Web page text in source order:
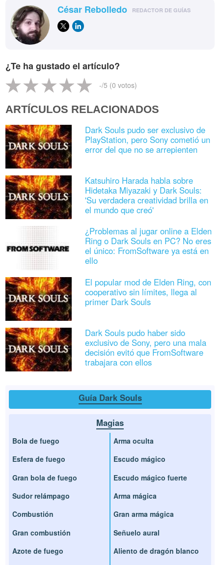
César Rebolledo REDACTOR DE GUÍAS
¿Te ha gustado el artículo?
-/5 (0 votos)
ARTÍCULOS RELACIONADOS
Dark Souls pudo ser exclusivo de
PlayStation, pero Sony cometió un
error del que no se arrepienten
Katsuhiro Harada habla sobre
Hidetaka Miyazaki y Dark Souls:
'Su verdadera creatividad brilla en
el mundo que creó'
¿Problemas al jugar online a Elden
Ring o Dark Souls en PC? No eres
el único: FromSoftware ya está en
ello
El popular mod de Elden Ring, con
cooperativo sin límites, llega al
primer Dark Souls
Dark Souls pudo haber sido
exclusivo de Sony, pero una mala
decisión evitó que FromSoftware
trabajara con ellos
Guía Dark Souls
Magias
Bola de fuego
Esfera de fuego
Gran bola de fuego
Sudor relámpago
Combustión
Gran combustión
Azote de fuego
Arma oculta
Escudo mágico
Escudo mágico fuerte
Arma mágica
Gran arma mágica
Señuelo aural
Aliento de dragón blanco